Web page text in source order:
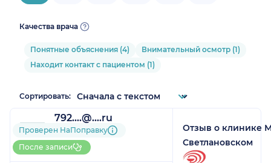
Качества врача
Понятные объяснения (4)
Внимательный осмотр (1)
Находит контакт с пациентом (1)
Сортировать:
792....@....ru
3 отзываи8 оценок
Больше 20 записей через
НаПоправку
Проверен НаПоправку
После записи
Отзыв о клинике
Светлановском